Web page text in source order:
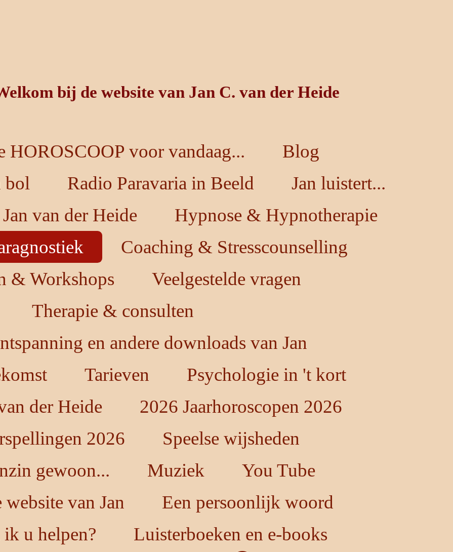
bij de website van Jan C. van der Heide
HOROSCOOP voor vandaag...
Blog
bol
Radio Paravaria in Beeld
Jan luistert...
van der Heide
Hypnose & Hypnotherapie
Coaching & Stresscounselling
& Workshops
Veelgestelde vragen
Therapie & consulten
en andere downloads van Jan
Tarieven
Psychologie in 't kort
der Heide
2026 Jaarhoroscopen 2026
2026
Speelse wijsheden
gewoon...
Muziek
You Tube
van Jan
Een persoonlijk woord
ik u helpen?
Luisterboeken en e-books